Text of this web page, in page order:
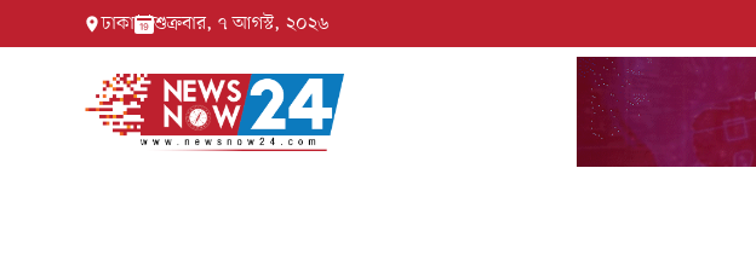
ঢাকা শুক্রবার, ৭ আগস্ট, ২০২৬